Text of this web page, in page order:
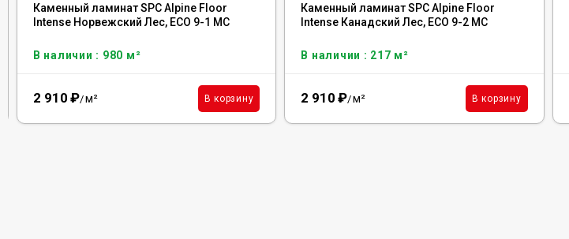
Каменный ламинат SPC Alpine Floor
Intense Норвежский Лес, ECO 9-1 MC
В наличии : 980 м²
2 910 ₽/м² В корзину
Каменный ламинат SPC Alpine Floor
Intense Канадский Лес, ECO 9-2 MC
В наличии : 217 м²
2 910 ₽/м² В корзину